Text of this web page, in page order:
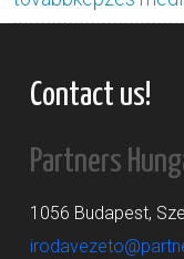
Contact us!
Partners
1056 Budapest,